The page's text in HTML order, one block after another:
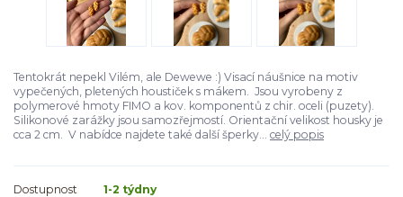
Tentokrát nepekl Vilém, ale Dewewe :) Visací náušnice na motiv
vypečených, pletených houstiček s mákem. Jsou vyrobeny z
polymerové hmoty FIMO a kov. komponentů z chir. oceli (puzety).
Silikonové zarážky jsou samozřejmostí. Orientační velikost housky je
cca 2 cm. V nabídce najdete také další šperky... celý popis
Dostupnost 1-2 týdny